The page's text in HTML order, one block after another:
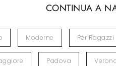
CONTINUA A
Moderne Per Ragazzi
Padova